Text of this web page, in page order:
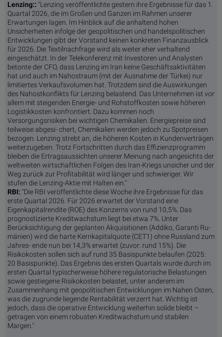
Lenzing:: "Lenzing veröffentlichte gestern ihre Ergebnisse für das 1.
Quartal 2026, die im Großen und Ganzen im Rahmen unserer
Erwartungen lagen. Im Hinblick auf die anhaltend hohen
Unsicherheiten infolge der geopolitischen und handelspolitischen
Entwicklungen gibt der Vorstand keinen konkreten Finanzausblick
für 2026. Die Textilnachfrage wird als weiter eher verhaltend
eingeschätzt. In der Telekonferenz mit Investoren und Analysten
betonte der CFO, dass Lenzing im Iran keine Geschäftsaktivitäten
hat und auch im Nahostraum (mit der Ausnahme der Türkei) nur
limitiertes Verkaufsvolumen hat. Trotzdem sind die Auswirkungen
des Nahostkonflikts für Lenzing belastend. Das Unternehmen ist vor
allem mit steigenden Energie- und Rohstoffkosten sowie höheren
Logistikkosten konfrontiert. Dazu kommen noch
Versorgungsrisiken bei wichtigen Chemikalien. Energiepreise sind
teilweise abgesi- chert, Chemikalien werden jedoch zu Spotpreisen
bezogen. Lenzing strebt an, die höheren Kosten in Kundenverträgen
weiterzugeben. Trotz Fortschritten durch das Effizienzprogramm
bleiben die Ertragsaussichten unserer Meinung nach angesichts der
weltweiten wirtschaftlichen Folgen des Iran-Kriegs unsicher und der
Weg zurück zur Profitabilität wird länger und schwieriger. Wir
stufen die Lenzing-Aktie mit Halten ein."
RBI: "Die RBI veröffentlichte diese Woche ihre Ergebnisse für das
erste Quartal 2026. Für 2026 erwartet der Vorstand eine
Eigenkapitalrendite (ROE) des Konzerns von rund 10,5%. Das
prognostizierte Kreditwachstum liegt bei etwa 7%. Unter
Berücksichtigung der geplanten Akquisitionen (Addiko, Garanti Ru-
mänien) wird die harte Kernkapitalquote (CET1) ohne Russland zum
Jahres- ende nun bei 14,3% erwartet (zuvor: rund 15%). Die
Risikokosten sollen sich auf rund 35 Basispunkte belaufen (2025:
20 Basispunkte). Das Ergebnis des ersten Quartals wurde durch im
ersten Quartal typischerweise höhere regulatorische Belastungen
sowie gestiegene Risikokosten belastet, unter anderem im
Zusammenhang mit geopolitischen Entwicklungen im Nahen Osten,
was die zugrunde liegende Rentabilität verzerrt hat. Wichtig ist
jedoch, dass die operative Entwicklung weiterhin solide bleibt –
getragen von einem robusten Kreditwachstum und stabilen
Margen."